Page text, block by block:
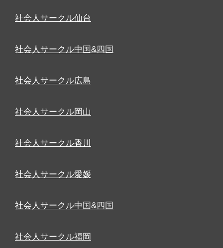
社会人サークル仙台
社会人サークル中国&四国
社会人サークル広島
社会人サークル岡山
社会人サークル香川
社会人サークル愛媛
社会人サークル中国&四国
社会人サークル福岡